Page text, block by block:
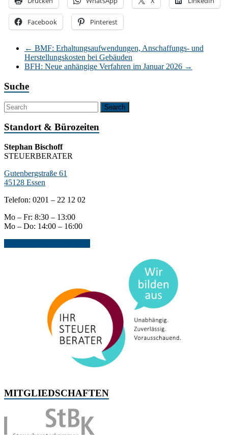
Facebook Pinterest
← BMF: Erhaltungsaufwendungen, Anschaffungs- und
Herstellungskosten bei Gebäuden
BFH: Neue anhängige Verfahren im Januar 2026 →
Suche
Standort & Bürozeiten
Stephan Bischoff
STEUERBERATER
Gutenbergstraße 61
45128 Essen
Telefon: 0201 – 22 12 02
Mo – Fr: 8:30 – 13:00
Mo – Do: 14:00 – 16:00
MITGLIEDSCHAFTEN